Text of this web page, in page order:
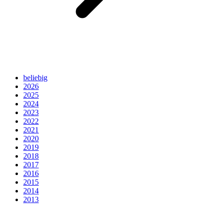
beliebig
2026
2025
2024
2023
2022
2021
2020
2019
2018
2017
2016
2015
2014
2013